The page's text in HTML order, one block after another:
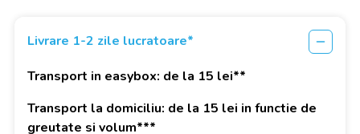
Livrare 1-2 zile lucratoare*
Transport in easybox: de la 15 lei**
Transport la domiciliu: de la 15 lei in functie de
greutate si volum***